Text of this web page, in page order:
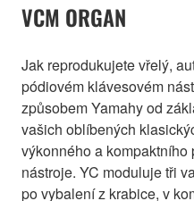
VCM ORGAN
Jak reprodukujete vřelý,
pódiovém klávesovém
způsobem Yamahy od
vašich oblíbených
výkonného a
nástroje. YC moduluje tři
po vybalení z krabice, v